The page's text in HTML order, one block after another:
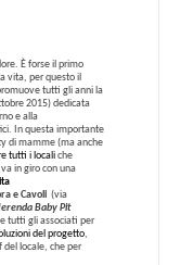
È forse il primo
vita, per questo il
tutti gli anni la
2015) dedicata
e alla
In questa importante
di mamme (ma anche
tutti i locali che
in giro con una
e Cavoli (via
Baby Pit
tutti gli associati per
del progetto
del locale, che per